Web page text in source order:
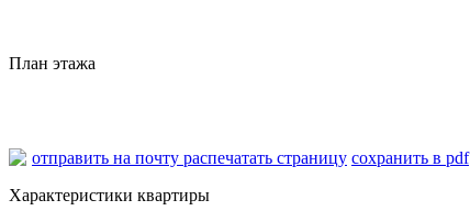
План этажа
отправить на почту распечатать страницу сохранить в pdf
Характеристики квартиры